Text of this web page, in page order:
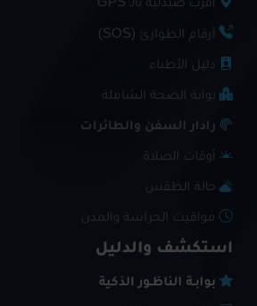
أقرب صيدلية بالـ GPS
أرقام الطوارئ (SOS)
دليل الأطباء
بوابة الصحة الشاملة
رادار السفن والطائرات
أوقات الصلاة
حالة الطقس
مواقيت الحراسة والمدن
استكشف والدليل
بوابـة الناظـور الذكية